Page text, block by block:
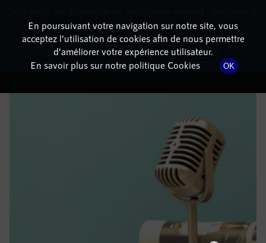
DÉTAILS DE L'ÉPISODE
19 septembre 2022à 5h59, durée : Invalid date
En poursuivant votre navigation sur notre site, vous
acceptez l’utilisation de cookies afin de nous permettre
d’améliorer votre expérience utilisateur.
En savoir plus sur notre politique Cookies
OK
dessous pour l'installer.
Non merci Télécharger l'application